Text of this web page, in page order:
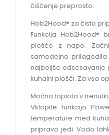
čiščenje preprosto.
Hob2Hood® za čisto
Funkcija Hob2Hood®
ploščo z napo.
samodejno
najboljše odsesavanje
kuhalni plošči. Za vsa
Močna toplota v
Vklopite funkcijo
temperature med
pripravo jedi. Vodo